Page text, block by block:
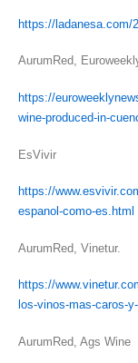
https://ladanesa.com/
AurumRed,
https://
wine-produced-in-
EsVivir
https://
espanol-como-es.html
AurumRed, Vinetur.
https://
los-vinos-mas-caros-
AurumRed, Ags Wine